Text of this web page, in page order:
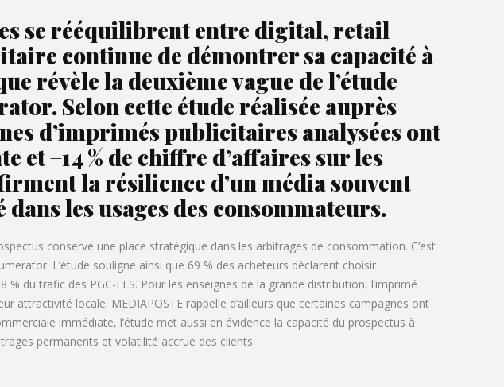
se rééquilibrent entre digital, retail
continue de démontrer sa capacité à
révèle la deuxième vague de l’étude
Selon cette étude réalisée auprès
d’imprimés publicitaires analysées ont
et +14 % de chiffre d’affaires sur les
la résilience d’un média souvent
les usages des consommateurs.
conserve une place stratégique dans les arbitrages de consommation. C’est
L’étude souligne ainsi que 69 % des acheteurs déclarent choisir
du trafic des PGC-FLS. Pour les enseignes de la grande distribution, l’imprimé
locale. MEDIAPOSTE rappelle d’ailleurs que certaines campagnes ont
immédiate, l’étude met aussi en évidence la capacité du prospectus à
permanents et volatilité accrue des clients.